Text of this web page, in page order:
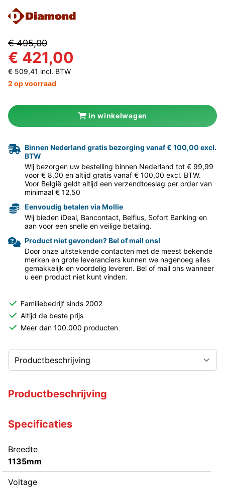
€ 495,00
€ 421,00
€ 509,41 incl. BTW
2 op voorraad
in winkelwagen
Binnen Nederland gratis bezorging vanaf € 100,00 excl.
BTW
Wij bezorgen uw bestelling binnen Nederland tot € 99,99
voor € 8,00 en altijd gratis vanaf € 100,00 excl. BTW.
Voor België geldt altijd een verzendtoeslag per order van
minimaal € 12,50
Eenvoudig betalen via Mollie
Wij bieden iDeal, Bancontact, Belfius, Sofort Banking en
aan voor een snelle en veilige betaling.
Product niet gevonden? Bel of mail ons!
Door onze uitstekende contacten met de meest bekende
merken en grote leveranciers kunnen we nagenoeg alles
gemakkelijk en voordelig leveren. Bel of mail ons wanneer
u een product niet kunt vinden.
Familiebedrijf sinds 2002
Altijd de beste prijs
Meer dan 100.000 producten
Productbeschrijving
Specificaties
Breedte
1135mm
Voltage